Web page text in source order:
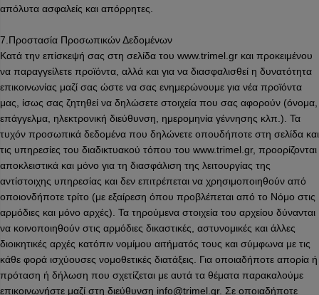
απόλυτα ασφαλείς και απόρρητες.
7.Προστασία Προσωπικών Δεδομένων
Κατά την επίσκεψή σας στη σελίδα του www.trimel.gr και προκειμένου
να παραγγείλετε προϊόντα, αλλά και για να διασφαλισθεί η δυνατότητα
επικοινωνίας μαζί σας ώστε να σας ενημερώνουμε για νέα προϊόντα
μας, ίσως σας ζητηθεί να δηλώσετε στοιχεία που σας αφορούν (όνομα,
επάγγελμα, ηλεκτρονική διεύθυνση, ημερομηνία γέννησης κλπ.). Τα
τυχόν προσωπικά δεδομένα που δηλώνετε οπουδήποτε στη σελίδα και
τις υπηρεσίες του διαδικτυακού τόπου του www.trimel.gr, προορίζονται
αποκλειστικά και μόνο για τη διασφάλιση της λειτουργίας της
αντίστοιχης υπηρεσίας και δεν επιτρέπεται να χρησιμοποιηθούν από
οποιονδήποτε τρίτο (με εξαίρεση όπου προβλέπεται από το Νόμο στις
αρμόδιες και μόνο αρχές). Τα τηρούμενα στοιχεία του αρχείου δύνανται
να κοινοποιηθούν στις αρμόδιες δικαστικές, αστυνομικές και άλλες
διοικητικές αρχές κατόπιν νομίμου αιτήματός τους και σύμφωνα με τις
κάθε φορά ισχύουσες νομοθετικές διατάξεις. Για οποιαδήποτε απορία ή
πρόταση ή δήλωση που σχετίζεται με αυτά τα θέματα παρακαλούμε
επικοινωνήστε μαζί στη διεύθυνση info@trimel.gr. Σε οποιαδήποτε